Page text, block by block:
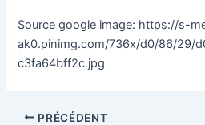
Source google image: https://s-
ak0.pinimg.com/736x/d0/86/29/
c3fa64bff2c.jpg
PRÉCÉDENT